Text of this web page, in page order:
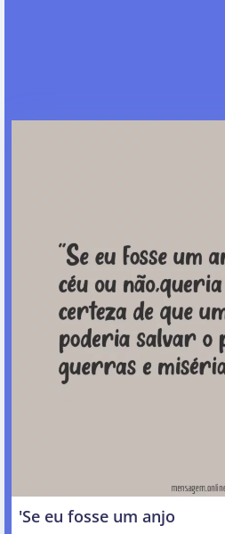
'Se eu fosse um anjo